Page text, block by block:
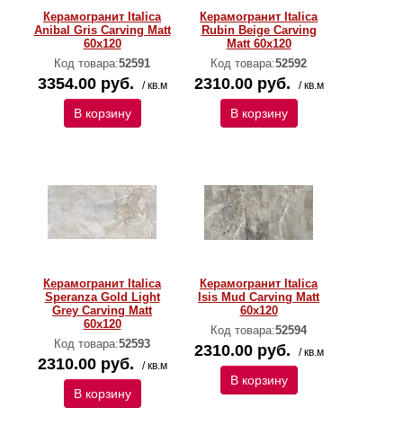
Керамогранит Italica
Anibal Gris Carving Matt
60x120
Код товара:52591
3354.00 руб. / кв.м
В корзину
Керамогранит Italica
Rubin Beige Carving
Matt 60x120
Код товара:52592
2310.00 руб. / кв.м
В корзину
Керамогранит Italica
Speranza Gold Light
Grey Carving Matt
60x120
Код товара:52593
2310.00 руб. / кв.м
В корзину
Керамогранит Italica
Isis Mud Carving Matt
60x120
Код товара:52594
2310.00 руб. / кв.м
В корзину